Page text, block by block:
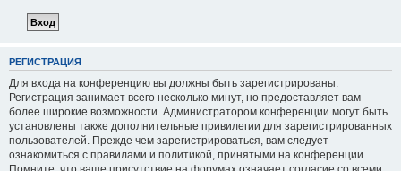
РЕГИСТРАЦИЯ
Для входа на конференцию вы должны быть зарегистрированы.
Регистрация занимает всего несколько минут, но предоставляет вам
более широкие возможности. Администратором конференции могут быть
установлены также дополнительные привилегии для зарегистрированных
пользователей. Прежде чем зарегистрироваться, вам следует
ознакомиться с правилами и политикой, принятыми на конференции.